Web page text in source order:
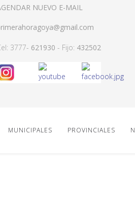
NUEVO E-MAIL
3777- 621930 - Fijo: 432502
MUNICIPALES PROVINCIALES